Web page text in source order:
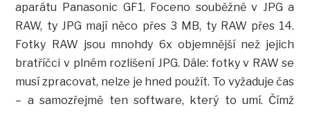
aparátu Panasonic GF1. Foceno souběžně v JPG a
RAW, ty JPG mají něco přes 3 MB, ty RAW přes 14.
Fotky RAW jsou mnohdy 6x objemnější než jejich
bratříčci v plném rozlišení JPG. Dále: fotky v RAW se
musí zpracovat, nelze je hned použít. To vyžaduje čas
– a samozřejmě ten software, který to umí. Čímž